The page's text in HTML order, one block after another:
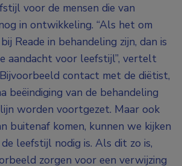
voor de mensen die van
in ontwikkeling. “Als het om
Reade in behandeling zijn, dan is
aandacht voor leefstijl”, vertelt
contact met de diëtist,
beëindiging van de behandeling
worden voortgezet. Maar ook
buitenaf komen, kunnen we kijken
leefstijl nodig is. Als dit zo is,
zorgen voor een verwijzing